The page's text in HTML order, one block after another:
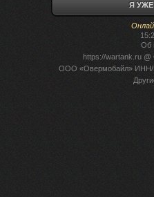
Я УЖЕ
Об
https://wartank.ru@
ООО «Овермобайл» ИНН/